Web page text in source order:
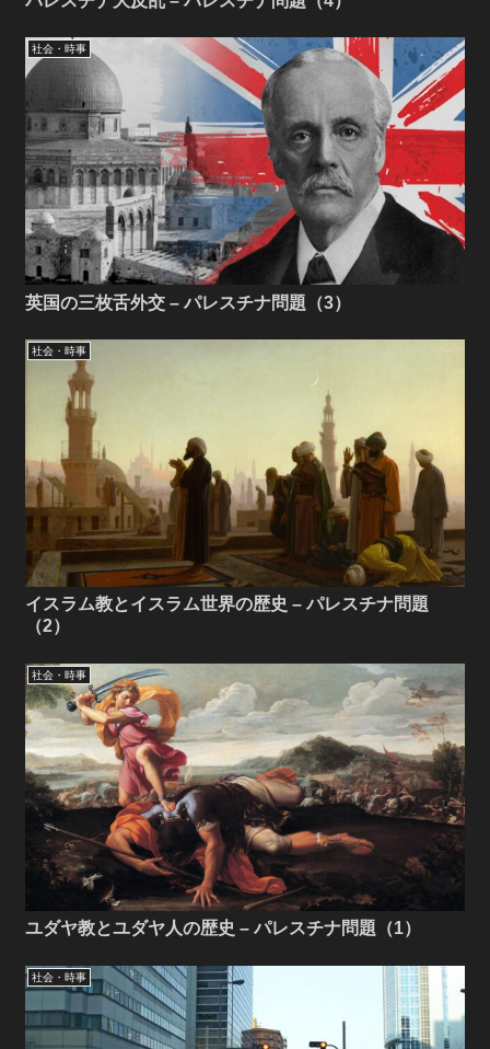
社会・時事
英国の三枚舌外交 – パレスチナ問題（3）
社会・時事
イスラム教とイスラム世界の歴史 – パレスチナ問題
（2）
社会・時事
ユダヤ教とユダヤ人の歴史 – パレスチナ問題（1）
社会・時事